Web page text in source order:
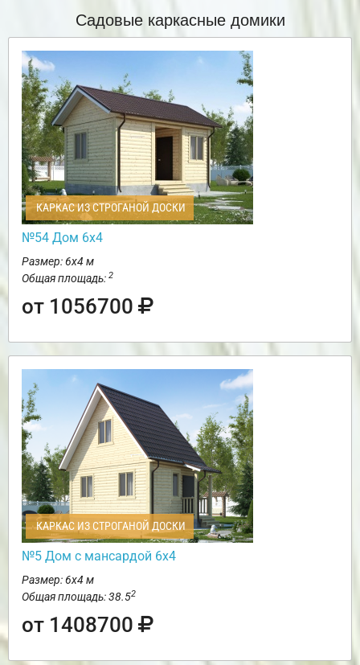
Садовые каркасные домики
КАРКАС ИЗ СТРОГАНОЙ ДОСКИ
№54 Дом 6х4
Размер: 6х4 м
Общая площадь: 2
от 1056700
КАРКАС ИЗ СТРОГАНОЙ ДОСКИ
№5 Дом с мансардой 6х4
Размер: 6х4 м
Общая площадь: 38.52
от 1408700